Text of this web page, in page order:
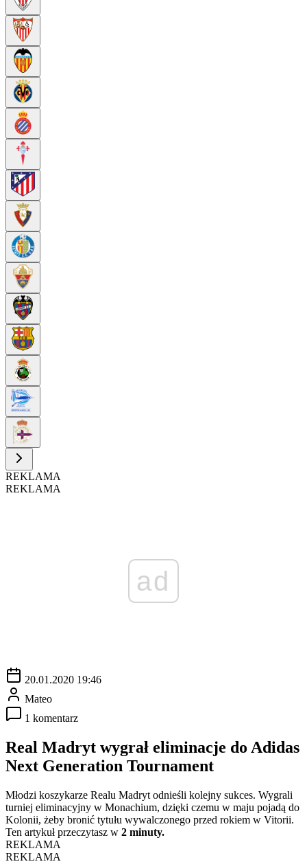
REKLAMA
REKLAMA
ad
20.01.2020 19:46
Mateo
1 komentarz
Real Madryt wygrał eliminacje do Adidas
Next Generation Tournament
Młodzi koszykarze Realu Madryt odnieśli kolejny sukces. Wygrali
turniej eliminacyjny w Monachium, dzięki czemu w maju pojadą do
Kolonii, żeby bronić tytułu wywalczonego przed rokiem w Vitorii.
Ten artykuł przeczytasz w 2 minuty.
REKLAMA
REKLAMA